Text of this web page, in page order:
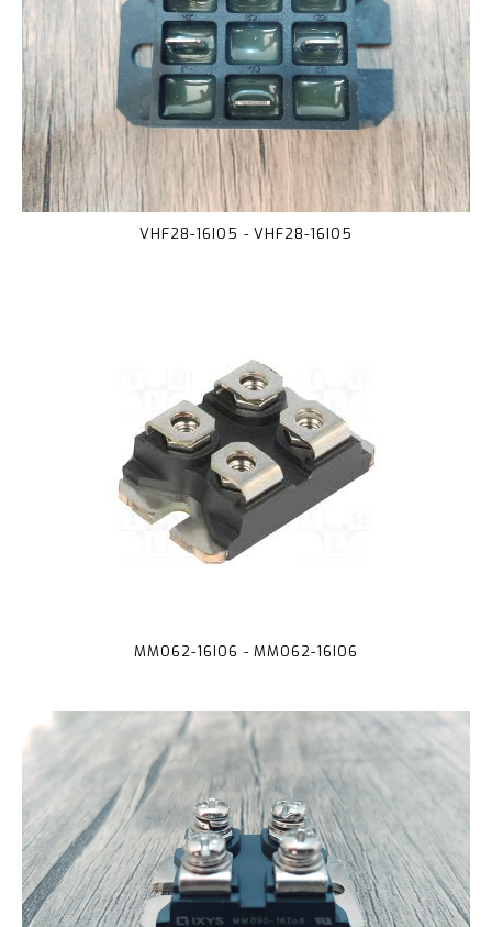
VHF28-16IO5 - VHF28-16IO5
MMO62-16IO6 - MMO62-16IO6